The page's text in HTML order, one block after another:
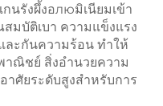
นรังผึ้งอлюมิเนียมเข้า
มบัติเบา ความแข็งแรง
ละกันความร้อน ทำให้
าณิชย์ สิ่งอำนวยความ
ศัยระดับสูงสำหรับการ